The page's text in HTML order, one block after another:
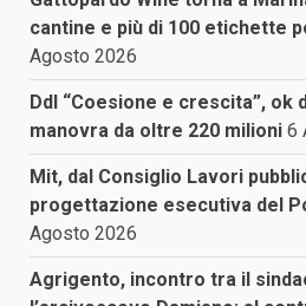
cantine e più di 100 etichette
Agosto 2026
Ddl “Coesione e crescita”, ok
manovra da oltre 220 milioni 6
Mit, dal Consiglio Lavori
progettazione esecutiva del
Agosto 2026
Agrigento, incontro tra il